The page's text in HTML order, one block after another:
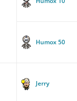
Humox 50
Jerry